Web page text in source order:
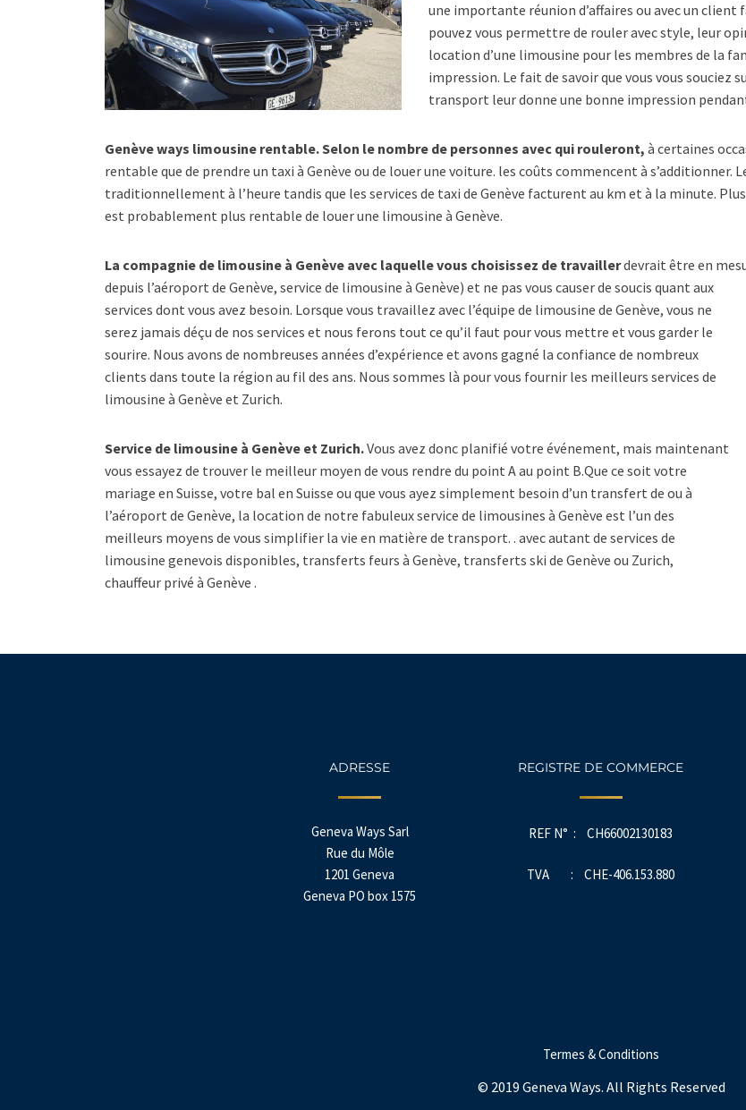
une importante réunion d’affaires ou avec un client
pouvez vous permettre de rouler avec style, leur
location d’une limousine pour les membres de la
impression. Le fait de savoir que vous vous
transport leur donne une bonne impression
Genève ways limousine rentable. Selon le nombre de personnes avec qui rouleront, à certaines
rentable que de prendre un taxi à Genève ou de louer une voiture. les coûts commencent à s’additionner.
traditionnellement à l’heure tandis que les services de taxi de Genève facturent au km et à la minute.
est probablement plus rentable de louer une limousine à Genève.
La compagnie de limousine à Genève avec laquelle vous choisissez de travaillerdevrait être en
depuis l’aéroport de Genève, service de limousine à Genève) et ne pas vous causer de soucis quant aux
services dont vous avez besoin. Lorsque vous travaillez avec l’équipe de limousine de Genève, vous ne
serez jamais déçu de nos services et nous ferons tout ce qu’il faut pour vous mettre et vous garder le
sourire. Nous avons de nombreuses années d’expérience et avons gagné la confiance de nombreux
clients dans toute la région au fil des ans. Nous sommes là pour vous fournir les meilleurs services de
limousine à Genève et Zurich.
Service de limousine à Genève et Zurich.Vous avez donc planifié votre événement, mais maintenant
vous essayez de trouver le meilleur moyen de vous rendre du point A au point B.Que ce soit votre
mariage en Suisse, votre bal en Suisse ou que vous ayez simplement besoin d’un transfert de ou à
l’aéroport de Genève, la location de notre fabuleux service de limousines à Genève est l’un des
meilleurs moyens de vous simplifier la vie en matière de transport. . avec autant de services de
limousine genevois disponibles, transferts feurs à Genève, transferts ski de Genève ou Zurich,
chauffeur privé à Genève .
ADRESSE
Geneva Ways Sarl
Rue du Môle
1201 Geneva
Geneva PO box 1575
REGISTRE DE COMMERCE
REF N° : CH66002130183
TVA : CHE-406.153.880
Termes & Conditions
© 2019 Geneva Ways. All Rights Reserved